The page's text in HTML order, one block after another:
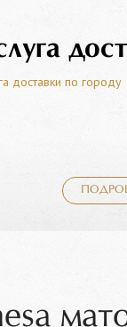
доставки по городу